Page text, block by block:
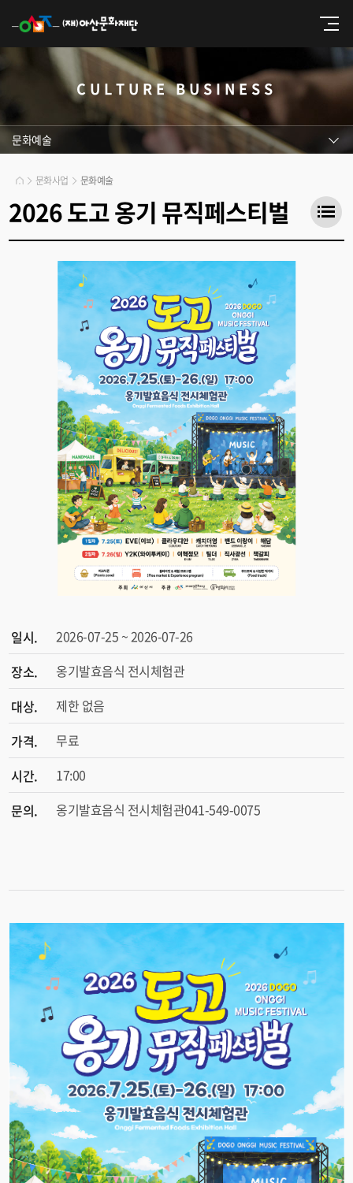
CULTURE BUSINESS
문화예술
문화사업 문화예술
2026 도고 옹기 뮤직페스티벌
일시.
2026-07-25 ~ 2026-07-26
장소.
옹기발효음식 전시체험관
대상.
제한 없음
가격.
무료
시간.
17:00
문의.
옹기발효음식 전시체험관041-549-0075